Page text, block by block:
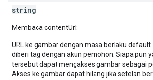
string
Membaca contentUrl:
URL ke gambar dengan masa berlaku default
diberi tag dengan akun pemohon. Siapa pun
tersebut dapat mengakses gambar sebagai
Akses ke gambar dapat hilang jika setelan